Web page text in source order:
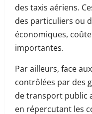
des taxis aériens.
des particuliers ou
économiques,
importantes.
Par ailleurs, face
contrôlées par des
de transport public
en répercutant les